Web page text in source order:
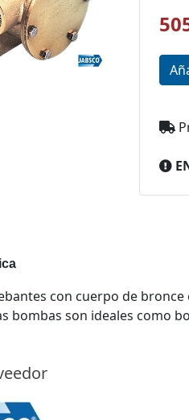
con cuerpo de
bombas son ideales como